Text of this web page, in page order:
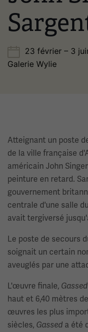
23 février – 3
Galerie Wylie
Atteignant un poste
de la ville française
américain John
peinture en retard.
gouvernement
centrale d'une salle
avait tergiversé
Le poste de secours
soignait un certain
aveuglés par une
L'œuvre finale, Gassed
haut et 6,40 mètres
œuvres les plus
siècles, Gassed a été